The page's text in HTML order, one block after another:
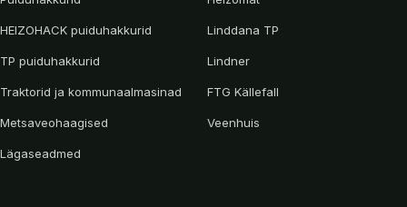
HEIZOHACK puiduhakkurid
TP puiduhakkurid
Traktorid ja kommunaalmasinad
Metsaveohaagised
Lägaseadmed
Linddana TP
Lindner
FTG Källefall
Veenhuis